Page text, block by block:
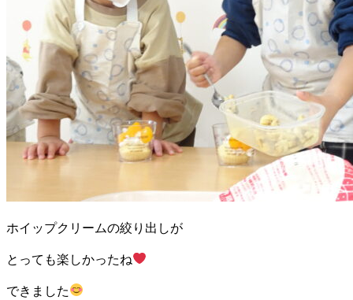
ホイップクリームの絞り出しが
とっても楽しかったね
できました